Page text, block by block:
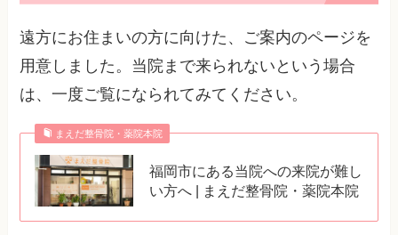
遠方にお住まいの方に向けた、ご案内のページを
用意しました。当院まで来られないという場合
は、一度ご覧になられてみてください。
まえだ整骨院・薬院本院
福岡市にある当院への来院が難し
い方へ | まえだ整骨院・薬院本院